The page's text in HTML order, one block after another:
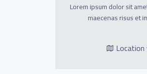
Lorem ipsum dolor sit
maecenas risus et